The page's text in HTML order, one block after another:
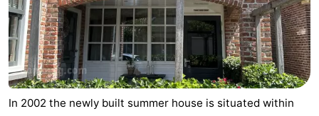
In 2002 the newly built summer house is situated within